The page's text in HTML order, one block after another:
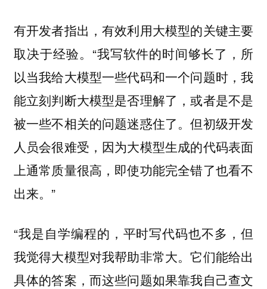
有开发者指出，有效利用大模型的关键主要
取决于经验。“我写软件的时间够长了，所
以当我给大模型一些代码和一个问题时，我
能立刻判断大模型是否理解了，或者是不是
被一些不相关的问题迷惑住了。但初级开发
人员会很难受，因为大模型生成的代码表面
上通常质量很高，即使功能完全错了也看不
出来。”
“我是自学编程的，平时写代码也不多，但
我觉得大模型对我帮助非常大。它们能给出
具体的答案，而这些问题如果靠我自己查文